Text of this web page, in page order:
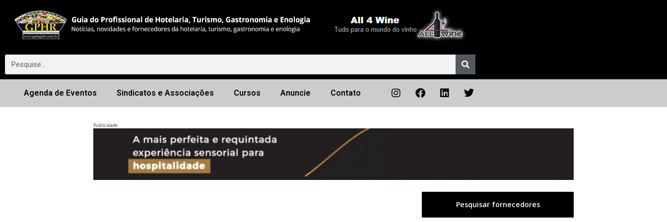
Agenda de Eventos Sindicatos e Associações Cursos Anuncie Contato
Publicidade
Próximo
Pesquisar fornecedores